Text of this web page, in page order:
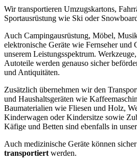
Wir transportieren Umzugskartons,
Sportausrüstung wie Ski oder
Auch Campingausrüstung, Möbel,
elektronische Geräte wie Fernseher und
unserem Leistungsspektrum.
Autoteile werden genauso sicher
und Antiquitäten.
Zusätzlich übernehmen wir den
und Haushaltsgeräten wie
Baumaterialien wie Fliesen und Holz,
Kinderwagen oder Kindersitze sowie
Käfige und Betten sind ebenfalls in
Auch medizinische Geräte können
transportiert werden.